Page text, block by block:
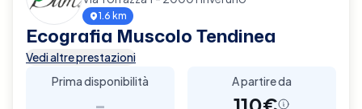
1.6 km
Ecografia Muscolo Tendinea
Vedi altre prestazioni
Prima disponibilità
-
A partire da
110€